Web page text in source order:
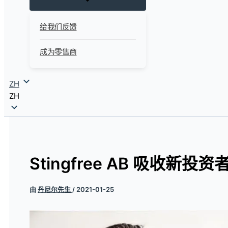
给我们反馈
成为零售商
ZH
ZH
Stingfree AB 吸收新投资
由 丹尼尔先生 / 2021-01-25